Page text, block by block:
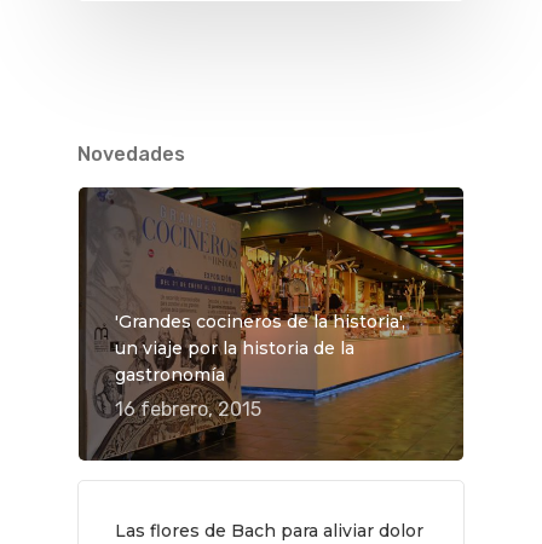
Novedades
'Grandes cocineros de la historia',
un viaje por la historia de la
gastronomía
16 febrero, 2015
Las flores de Bach para aliviar dolor